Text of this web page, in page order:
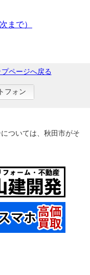
まで）
プページへ戻る
フォン
ついては、秋田市がそ